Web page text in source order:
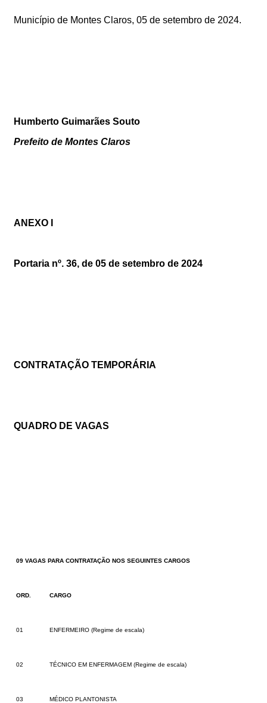
Município de Montes Claros, 05 de setembro de 2024.
Humberto Guimarães Souto
Prefeito de Montes Claros
ANEXO I
Portaria nº. 36, de 05 de setembro de 2024
CONTRATAÇÃO TEMPORÁRIA
QUADRO DE VAGAS
09 VAGAS PARA CONTRATAÇÃO NOS SEGUINTES CARGOS
ORD. CARGO
01 ENFERMEIRO (Regime de escala)
02 TÉCNICO EM ENFERMAGEM (Regime de escala)
03 MÉDICO PLANTONISTA